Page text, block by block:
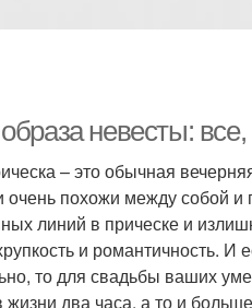
невесты:
– это обычная
похожи между собой
линий в прическе и
и романтичность.
то для свадьбы ваших
жизни два часа, а то и